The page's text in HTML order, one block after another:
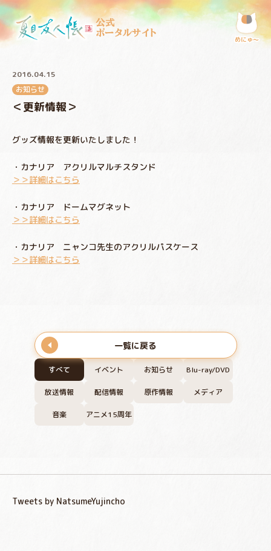
公式
ポータルサイト
めにゅ〜
すべて イベント お知らせ Blu-ray/DVD
放送情報 配信情報 原作情報 メディア
音楽 アニメ15周年
2016.04.15
お知らせ
＜更新情報＞
グッズ情報を更新いたしました！
・カナリア アクリルマルチスタンド
＞＞詳細はこちら
・カナリア ドームマグネット
＞＞詳細はこちら
・カナリア ニャンコ先生のアクリルパスケース
＞＞詳細はこちら
一覧に戻る
Tweets by NatsumeYujincho